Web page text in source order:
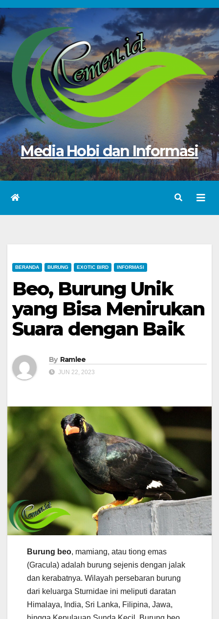
Skip
to
content
Media Hobi dan Informasi
BERANDA BURUNG EXOTIC BIRD INFORMASI
Beo, Burung Unik
yang Bisa Menirukan
Suara dengan Baik
By Ramlee
JUN 22, 2023
Burung beo, mamiang, atau tiong emas
(Gracula) adalah burung sejenis dengan jalak
dan kerabatnya. Wilayah persebaran burung
dari keluarga Sturnidae ini meliputi daratan
Himalaya, India, Sri Lanka, Filipina, Jawa,